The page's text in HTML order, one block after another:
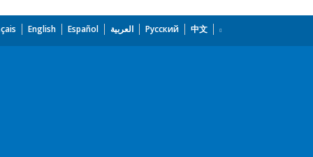
English Español العربية Русский 中文